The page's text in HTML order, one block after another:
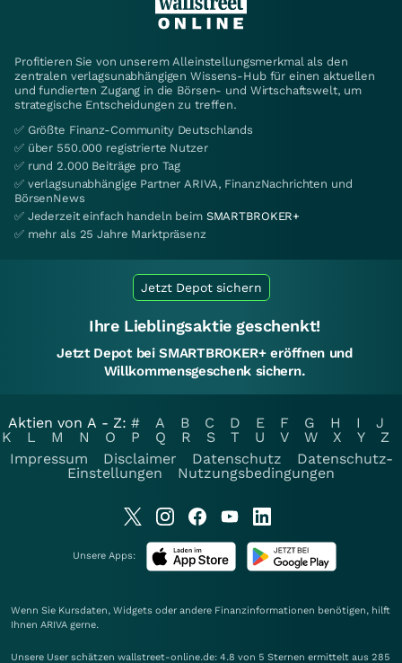
Profitieren Sie von unserem Alleinstellungsmerkmal als den
zentralen verlagsunabhängigen Wissens-Hub für einen aktuellen
und fundierten Zugang in die Börsen- und Wirtschaftswelt, um
strategische Entscheidungen zu treffen.
✅ Größte Finanz-Community Deutschlands
✅ über 550.000 registrierte Nutzer
✅ rund 2.000 Beiträge pro Tag
✅ verlagsunabhängige Partner ARIVA, FinanzNachrichten und
BörsenNews
✅ Jederzeit einfach handeln beim SMARTBROKER+
✅ mehr als 25 Jahre Marktpräsenz
Jetzt Depot sichern
Ihre Lieblingsaktie geschenkt!
Jetzt Depot bei SMARTBROKER+ eröffnen und
Willkommensgeschenk sichern.
Aktien von A - Z: # A B C D E F G H I
J
K
L M N O P Q R S T U V W X Y
Z
Impressum
Disclaimer Datenschutz
Datenschutz-
Einstellungen
Nutzungsbedingungen
Unsere Apps:
Wenn Sie Kursdaten, Widgets oder andere Finanzinformationen benötigen, hilft
Ihnen ARIVA gerne.
Unsere User schätzen wallstreet-online.de: 4.8 von 5 Sternen ermittelt aus 285